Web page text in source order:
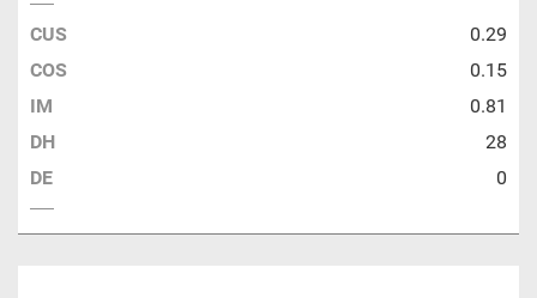
CUS
0.29
COS
0.15
IM
0.81
DH
28
DE
0